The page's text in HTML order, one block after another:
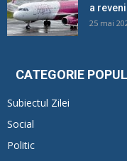
a
25 mai
CATEGORIE
Subiectul Zilei
Social
Politic